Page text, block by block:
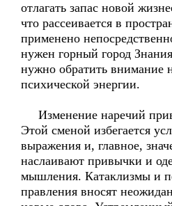
отлагать запас новой
что рассеивается в
применено
нужен горный город
нужно обратить внимание
психической энергии.
Изменение наречий
Этой сменой избегается
выражения и, главное,
наслаивают привычки и
мышления. Катаклизмы и
правления вносят